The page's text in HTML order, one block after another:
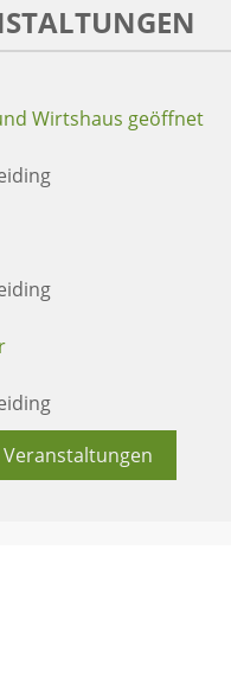
Wirtshaus geöffnet